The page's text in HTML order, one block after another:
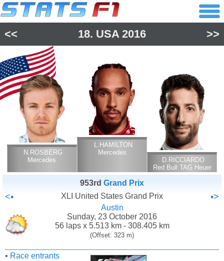
<< 18. USA 2016 >>
N.ROSBERG
Mercedes
L.HAMILTON
Mercedes
D.RICCIARDO
Red Bull TAG Heuer
953rd Grand Prix
<• XLI United States Grand Prix •>
Austin
Sunday, 23 October 2016
56 laps x 5.513 km - 308.405 km
(Offset: 323 m)
• Race entrants